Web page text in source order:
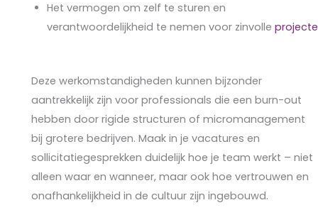
Het vermogen om zelf te sturen en
verantwoordelijkheid te nemen voor zinvolle
Deze werkomstandigheden kunnen bijzonder
aantrekkelijk zijn voor professionals die een burn-out
hebben door rigide structuren of micromanagement
bij grotere bedrijven. Maak in je vacatures en
sollicitatiegesprekken duidelijk hoe je team werkt – niet
alleen waar en wanneer, maar ook hoe vertrouwen en
onafhankelijkheid in de cultuur zijn ingebouwd.